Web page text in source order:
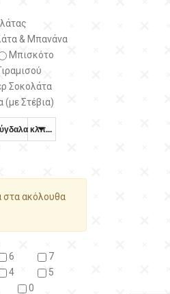
& Μπανάνα
Μπισκότο
Σοκολάτα
(με Στέβια)
στα ακόλουθα
6
7
4
5
0